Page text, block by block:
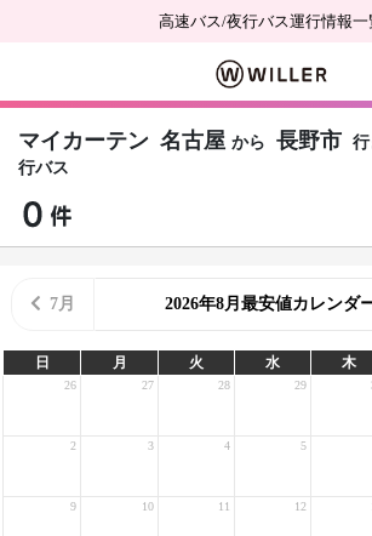
高速バス/夜行バス運行情報一
マイカーテン 名古屋 から 長野市
行バス
7月 2026年8月最安値カレンダ
日 月 火 水 木
26 27 28 29
2 3 4 5
9 10 11 12